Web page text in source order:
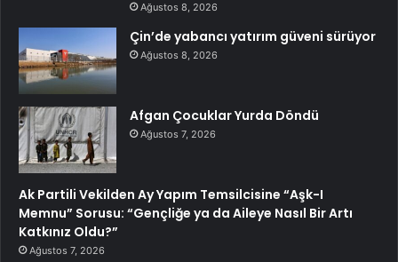
Ağustos 8, 2026
Çin’de yabancı yatırım güveni sürüyor
Ağustos 8, 2026
Afgan Çocuklar Yurda Döndü
Ağustos 7, 2026
Ak Partili Vekilden Ay Yapım Temsilcisine “Aşk-I
Memnu” Sorusu: “Gençliğe ya da Aileye Nasıl Bir Artı
Katkınız Oldu?”
Ağustos 7, 2026